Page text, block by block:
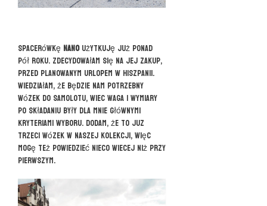
Spacerówkę Nanoużytkuję już ponad
pół roku. Zdecydowałam się na jej zakup,
przed planowanym urlopem w Hiszpanii.
Wiedziałam, że będzie nam potrzebny
wózek do samolotu, wiec waga i wymiary
po składaniu były dla mnie głównymi
kryteriami wyboru. Dodam, że to juz
trzeci wózek w naszej kolekcji, więc
mogę też powiedzieć nieco wiecej niż przy
pierwszym.